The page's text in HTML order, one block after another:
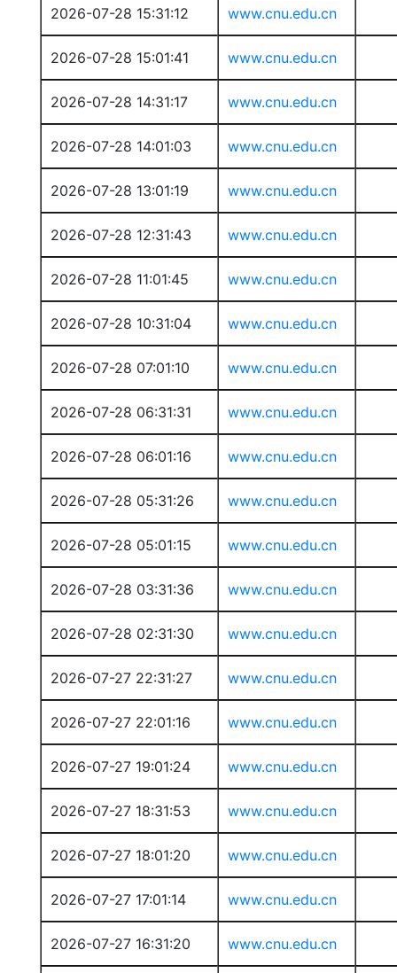
2026-07-28 15:31:12 www.cnu.edu.cn
2026-07-28 15:01:41 www.cnu.edu.cn
2026-07-28 14:31:17 www.cnu.edu.cn
2026-07-28 14:01:03 www.cnu.edu.cn
2026-07-28 13:01:19 www.cnu.edu.cn
2026-07-28 12:31:43 www.cnu.edu.cn
2026-07-28 11:01:45 www.cnu.edu.cn
2026-07-28 10:31:04 www.cnu.edu.cn
2026-07-28 07:01:10 www.cnu.edu.cn
2026-07-28 06:31:31 www.cnu.edu.cn
2026-07-28 06:01:16 www.cnu.edu.cn
2026-07-28 05:31:26 www.cnu.edu.cn
2026-07-28 05:01:15 www.cnu.edu.cn
2026-07-28 03:31:36 www.cnu.edu.cn
2026-07-28 02:31:30 www.cnu.edu.cn
2026-07-27 22:31:27 www.cnu.edu.cn
2026-07-27 22:01:16 www.cnu.edu.cn
2026-07-27 19:01:24 www.cnu.edu.cn
2026-07-27 18:31:53 www.cnu.edu.cn
2026-07-27 18:01:20 www.cnu.edu.cn
2026-07-27 17:01:14 www.cnu.edu.cn
2026-07-27 16:31:20 www.cnu.edu.cn